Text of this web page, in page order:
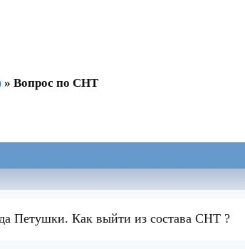
» Вопрос по СНТ
Петушки. Как выйти из состава СНТ ?